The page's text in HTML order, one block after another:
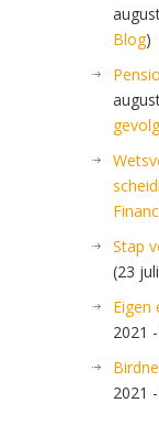
Blog)
Stap
(23
Eigen
2021 -
2021 -